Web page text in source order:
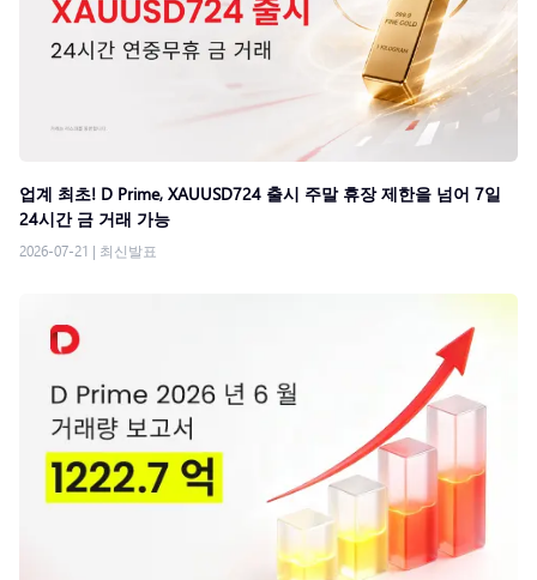
업계 최초! D Prime, XAUUSD724 출시 주말 휴장 제한을 넘어 7일
24시간 금 거래 가능
2026-07-21 | 최신발표